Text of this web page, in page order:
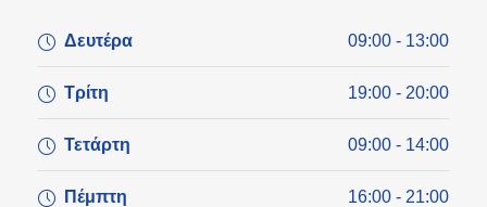
Δευτέρα 09:00 - 13:00
Τρίτη 19:00 - 20:00
Τετάρτη 09:00 - 14:00
Πέμπτη 16:00 - 21:00